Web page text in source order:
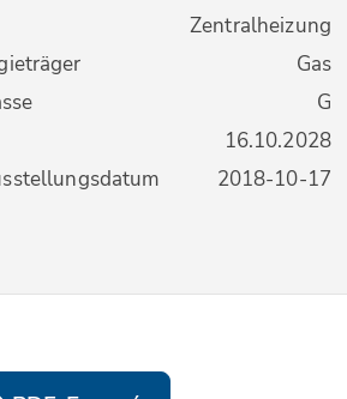
Zentralheizung
Gas
G
16.10.2028
2018-10-17